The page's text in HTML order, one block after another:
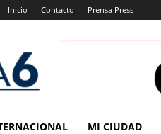
Inicio Contacto Prensa Press
MI CIUDAD